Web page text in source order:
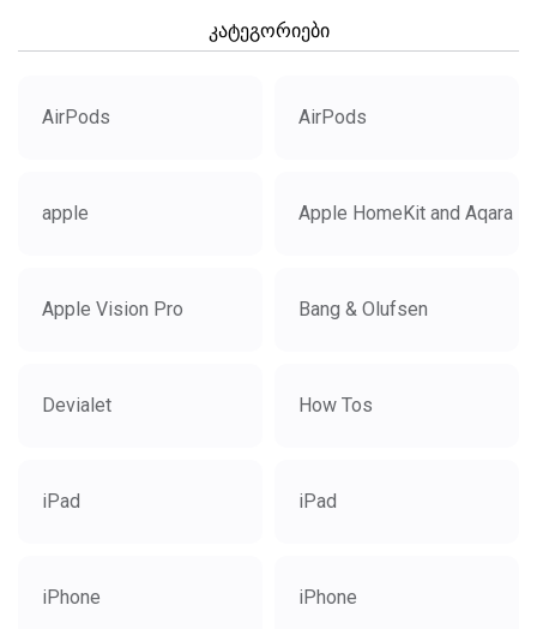
კატეგორიები
AirPods AirPods
apple Apple HomeKit and Aqara
Apple Vision Pro Bang & Olufsen
Devialet How Tos
iPad iPad
iPhone iPhone